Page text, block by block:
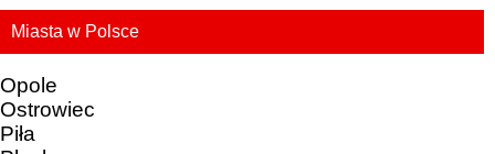
Miasta w Polsce
Opole
Ostrowiec
Piła